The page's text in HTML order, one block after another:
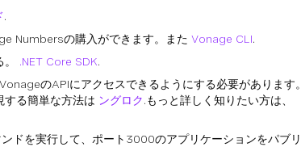
.
Numbersの購入ができます。また Vonage CLI.
.NET Core SDK.
のAPIにアクセスできるようにする必要があります。
する簡単な方法は ングロク.もっと詳しく知りたい方は、
ドを実行して、ポート3000のアプリケーションをパブリ